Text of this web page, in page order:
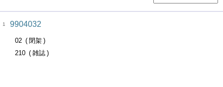
1 9904032
02
閉架
210
雑誌